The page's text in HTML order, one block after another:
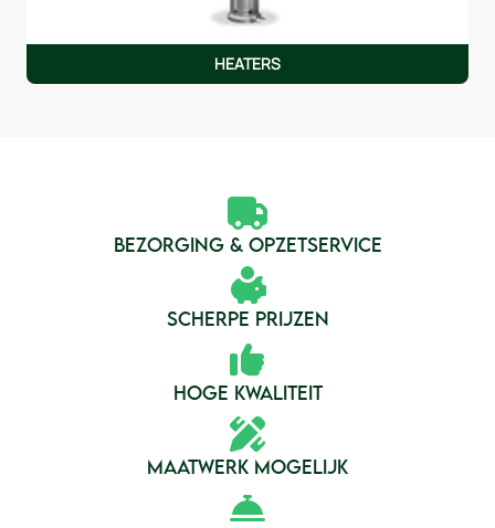
HEATERS
BEZORGING & OPZETSERVICE
SCHERPE PRIJZEN
HOGE KWALITEIT
MAATWERK MOGELIJK